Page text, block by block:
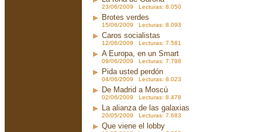
23/06/2009 Lecturas: 8.050
Brotes verdes
15/06/2009 Lecturas: 8.093
Caros socialistas
12/06/2009 Lecturas: 7.581
A Europa, en un Smart
09/06/2009 Lecturas: 7.798
Pida usted perdón
04/06/2009 Lecturas: 8.023
De Madrid a Moscú
02/06/2009 Lecturas: 8.478
La alianza de las galaxias
20/05/2009 Lecturas: 7.683
Que viene el lobby